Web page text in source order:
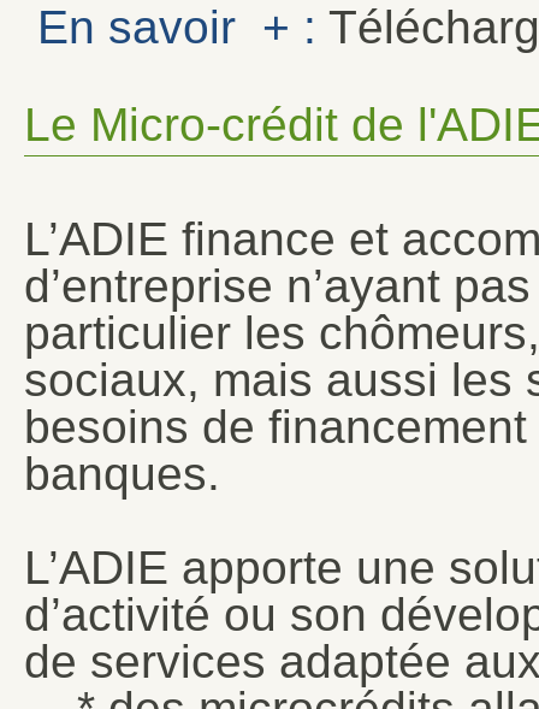
En savoir + :
Le Micro-crédit de
L’ADIE finance et
d’entreprise n’ayant
particulier les
sociaux, mais aussi les
besoins de
banques.
L’ADIE apporte une
d’activité ou son
de services adaptée